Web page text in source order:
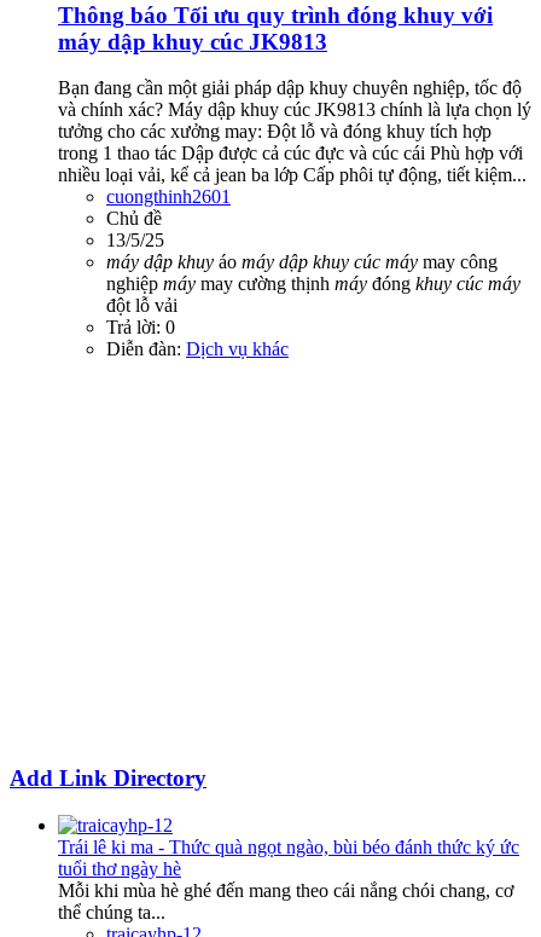
Thông báo Tối ưu quy trình đóng khuy với
máy dập khuy cúc JK9813
Bạn đang cần một giải pháp dập khuy chuyên nghiệp, tốc độ
và chính xác? Máy dập khuy cúc JK9813 chính là lựa chọn lý
tưởng cho các xưởng may: Đột lỗ và đóng khuy tích hợp
trong 1 thao tác Dập được cả cúc đực và cúc cái Phù hợp với
nhiều loại vải, kể cả jean ba lớp Cấp phôi tự động, tiết kiệm...
cuongthinh2601
Chủ đề
13/5/25
máy dập khuy áo máy dập khuy cúc máy may công
nghiệp máy may cường thịnh máy đóng khuy cúc máy
đột lỗ vải
Trả lời: 0
Diễn đàn: Dịch vụ khác
Add Link Directory
Trái lê ki ma - Thức quà ngọt ngào, bùi béo đánh thức ký ức
tuổi thơ ngày hè
Mỗi khi mùa hè ghé đến mang theo cái nắng chói chang, cơ
thể chúng ta...